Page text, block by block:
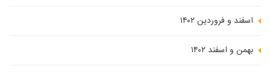
اسفند و فروردین ۱۴۰۲
بهمن و اسفند ۱۴۰۲